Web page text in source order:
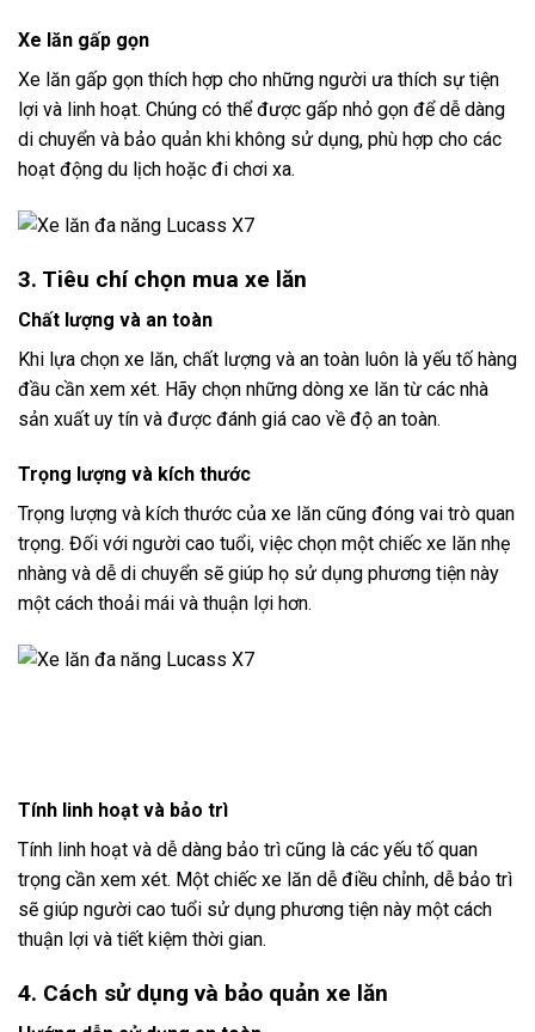
Xe lăn gấp gọn
Xe lăn gấp gọn thích hợp cho những người ưa thích sự tiện
lợi và linh hoạt. Chúng có thể được gấp nhỏ gọn để dễ dàng
di chuyển và bảo quản khi không sử dụng, phù hợp cho các
hoạt động du lịch hoặc đi chơi xa.
3. Tiêu chí chọn mua xe lăn
Chất lượng và an toàn
Khi lựa chọn xe lăn, chất lượng và an toàn luôn là yếu tố hàng
đầu cần xem xét. Hãy chọn những dòng xe lăn từ các nhà
sản xuất uy tín và được đánh giá cao về độ an toàn.
Trọng lượng và kích thước
Trọng lượng và kích thước của xe lăn cũng đóng vai trò quan
trọng. Đối với người cao tuổi, việc chọn một chiếc xe lăn nhẹ
nhàng và dễ di chuyển sẽ giúp họ sử dụng phương tiện này
một cách thoải mái và thuận lợi hơn.
Tính linh hoạt và bảo trì
Tính linh hoạt và dễ dàng bảo trì cũng là các yếu tố quan
trọng cần xem xét. Một chiếc xe lăn dễ điều chỉnh, dễ bảo trì
sẽ giúp người cao tuổi sử dụng phương tiện này một cách
thuận lợi và tiết kiệm thời gian.
4. Cách sử dụng và bảo quản xe lăn